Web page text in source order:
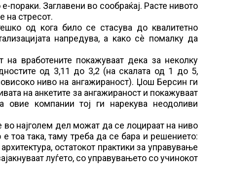
Заглавени во сообраќај. Расте нивото
на стресот.
од кога било се стасува до квалитетно
напредува, а како сѐ помалку да
на вработените покажуваат дека за неколку
од 3,11 до 3,2 (на скалата од 1 до 5,
ниво на ангажираност). Џош Берсин ги
на анкетите за ангажираност и покажуваат
овие компании тој ги нарекува неодоливи
најголем дел можат да се лоцираат на ниво
тоа така, таму треба да се бара и решението:
остатокот практики за управување
луѓето, со управувањето со учинокот